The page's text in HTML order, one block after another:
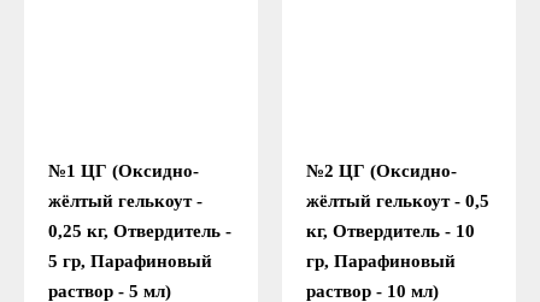
№1 ЦГ (Оксидно-
жёлтый гелькоут -
0,25 кг, Отвердитель -
5 гр, Парафиновый
раствор - 5 мл)
№2 ЦГ (Оксидно-
жёлтый гелькоут - 0,5
кг, Отвердитель - 10
гр, Парафиновый
раствор - 10 мл)